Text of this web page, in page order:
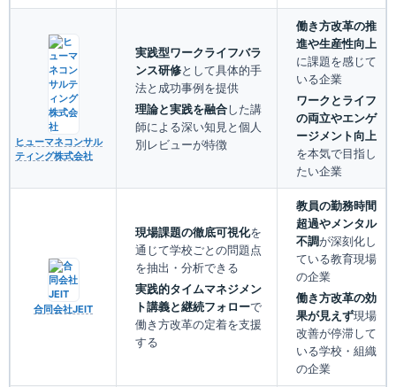
ヒューマネコンサル
ティング株式会社
実践型ワークライフバラ
ンス研修として具体的手
法と成功事例を提供
理論と実践を融合した講
師による深い知見と個人
別レビューが特徴
働き方改革の推
進や生産性向上
に課題を感じて
いる企業
ワークとライフ
の両立やエンゲ
ージメント向上
を本気で目指し
たい企業
合同会社JEIT
現場課題の徹底可視化を
通じて学校ごとの問題点
を抽出・分析できる
実践的タイムマネジメン
ト講義と継続フォローで
働き方改革の定着を支援
する
教員の勤務時間
超過やメンタル
不調が深刻化し
ている教育現場
の企業
働き方改革の効
果が見えず現場
改善が停滞して
いる学校・組織
の企業